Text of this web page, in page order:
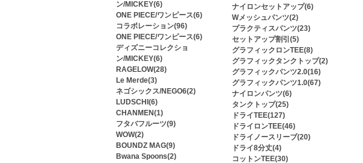
ナイロンセットアップ(6)
Wメッシュパンツ(2)
プラクティスパンツ(23)
セットアップ割引(5)
グラフィックロンTEE(8)
グラフィックタンクトップ(2)
グラフィックパンツ2.0(16)
グラフィックパンツ1.0(67)
ナイロンパンツ(6)
タンクトップ(25)
ドライTEE(127)
ドライロンTEE(46)
ドライノースリーブ(20)
ドライ8分丈(4)
コットンTEE(30)
ン/MICKEY(6)
ONE PIECE/ワンピース(6)
コラボレーション(96)
ONE PIECE/ワンピース(6)
ディズニーコレクショ
ン/MICKEY(6)
RAGELOW(28)
Le Merde(3)
ネゴシックス/NEGO6(2)
LUDSCHI(6)
CHANMEN(1)
フタバフルーツ(9)
WOW(2)
BOUNDZ MAG(9)
Bwana Spoons(2)